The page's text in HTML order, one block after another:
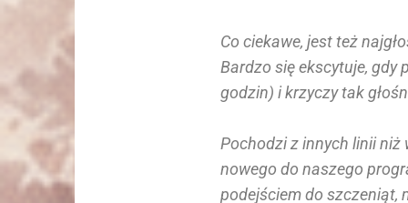
Co ciekawe, jest też
Bardzo się ekscytuje, gdy
godzin) i krzyczy tak
Pochodzi z innych linii niż
nowego do naszego
podejściem do szczeniąt,